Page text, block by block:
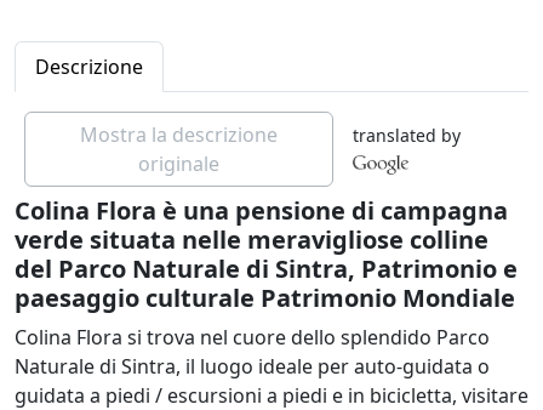
Descrizione
Mostra la descrizione
originale
translated by
Colina Flora è una pensione di campagna
verde situata nelle meravigliose colline
del Parco Naturale di Sintra, Patrimonio e
paesaggio culturale Patrimonio Mondiale
Colina Flora si trova nel cuore dello splendido Parco
Naturale di Sintra, il luogo ideale per auto-guidata o
guidata a piedi / escursioni a piedi e in bicicletta, visitare